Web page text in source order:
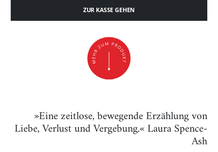
ZUR KASSE GEHEN
»Eine zeitlose, bewegende Erzählung von
Liebe, Verlust und Vergebung.« Laura Spence-
Ash